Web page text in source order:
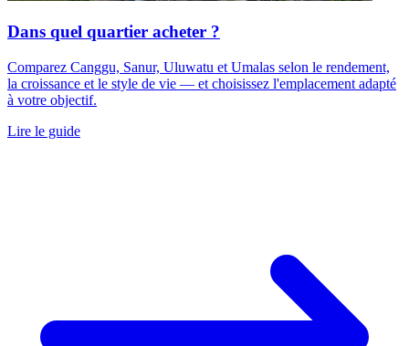
Dans quel quartier acheter ?
Comparez Canggu, Sanur, Uluwatu et Umalas selon le rendement,
la croissance et le style de vie — et choisissez l'emplacement adapté
à votre objectif.
Lire le guide